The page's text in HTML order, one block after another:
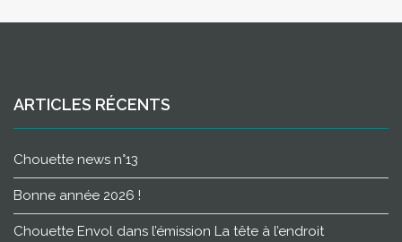
ARTICLES RÉCENTS
Chouette news n°13
Bonne année 2026 !
Chouette Envol dans l’émission La tête à l’endroit